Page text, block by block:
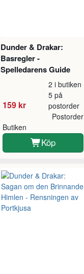
Dunder & Drakar:
Basregler -
Spelledarens Guide
159 kr
2 i butiken
5 på
postorder
Butiken
Postorder
Köp